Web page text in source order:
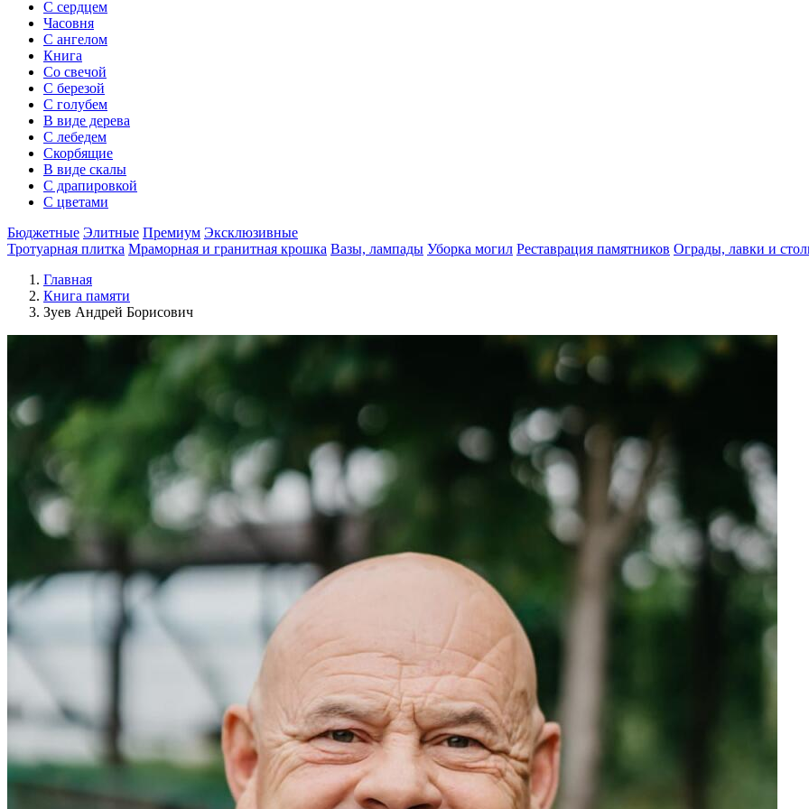
С сердцем
Часовня
С ангелом
Книга
Со свечой
С березой
С голубем
В виде дерева
С лебедем
Скорбящие
В виде скалы
С драпировкой
С цветами
Бюджетные Элитные Премиум Эксклюзивные
Тротуарная плитка Мраморная и гранитная крошка Вазы, лампады Уборка могил Реставрация памятников Ограды, лавки и
Главная
Книга памяти
Зуев Андрей Борисович